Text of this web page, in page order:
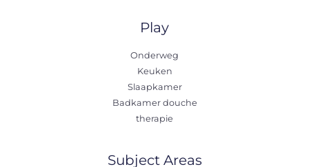
Play
Onderweg
Keuken
Slaapkamer
Badkamer douche
therapie
Subject Areas